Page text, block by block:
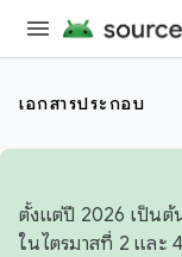
เอกสารประกอบ
ตั้งแต่ปี 2026 เป็นต้
ในไตรมาสที่ 2 และ